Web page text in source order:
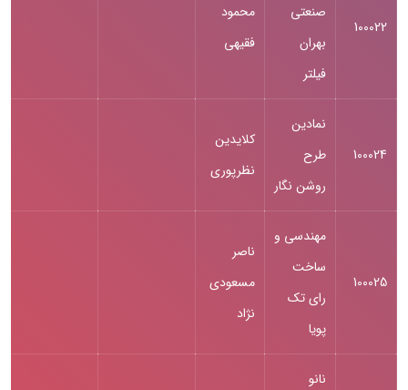
100022
صنعتی
بهران
فیلتر
محمود
فقیهی
100024
نمادین
طرح
روشن نگار
کلایدین
نظرپوری
100025
مهندسی و
ساخت
رای تک
پویا
ناصر
مسعودی
نژاد
نانو